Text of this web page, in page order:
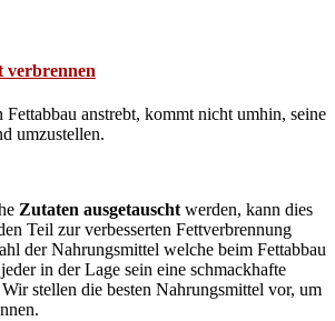
verbrennen
Fettabbau anstrebt, kommt nicht umhin, seine
umzustellen.
Zutaten ausgetauscht werden, kann dies
Teil zur verbesserten Fettverbrennung
der Nahrungsmittel welche beim Fettabbau
in der Lage sein eine schmackhafte
stellen die besten Nahrungsmittel vor, um